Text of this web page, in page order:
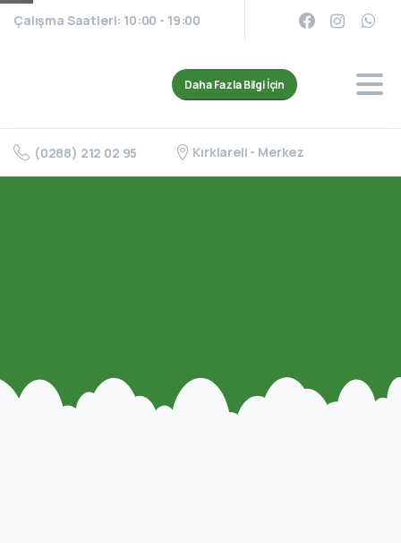
Çalışma Saatleri: 10:00 - 19:00
Daha Fazla Bilgi İçin
(0288) 212 02 95 Kırklareli - Merkez